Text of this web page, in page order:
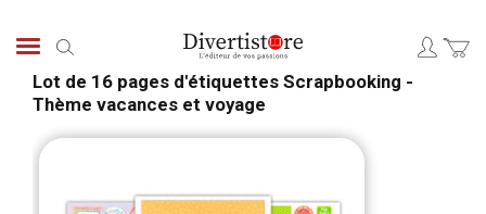
Lot de 16 pages d'étiquettes Scrapbooking -
Thème vacances et voyage
Passer
à